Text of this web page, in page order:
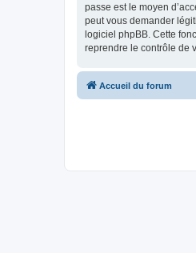
passe est le moyen
peut vous demander
logiciel phpBB. Cette
reprendre le contrôle de
Accueil du forum